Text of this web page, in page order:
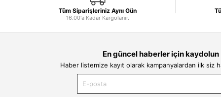
Tüm Siparişleriniz Aynı Gün
16.00'a Kadar Kargolanır.
En güncel haberler için kaydolun
Haber listemize kayıt olarak kampanyalardan ilk siz